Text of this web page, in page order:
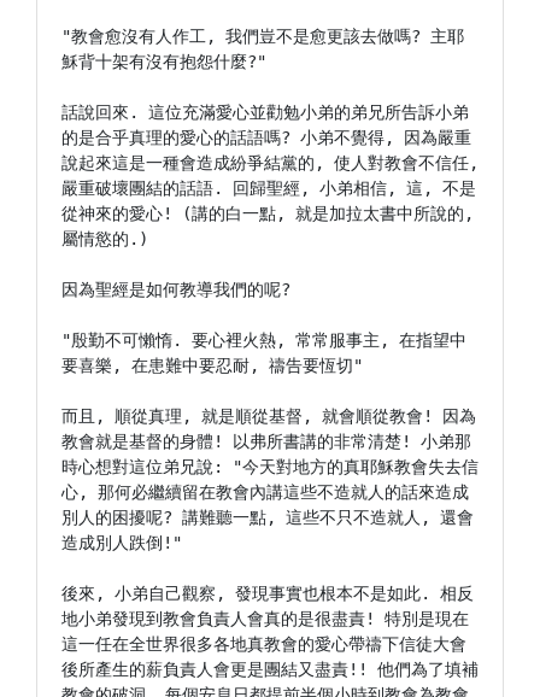
"教會愈沒有人作工, 我們豈不是愈更該去做嗎? 主耶
穌背十架有沒有抱怨什麼?"
話說回來. 這位充滿愛心並勸勉小弟的弟兄所告訴小弟
的是合乎真理的愛心的話語嗎? 小弟不覺得, 因為嚴重
說起來這是一種會造成紛爭結黨的, 使人對教會不信任,
嚴重破壞團結的話語. 回歸聖經, 小弟相信, 這, 不是
從神來的愛心! (講的白一點, 就是加拉太書中所說的,
屬情慾的.)
因為聖經是如何教導我們的呢?
"殷勤不可懶惰. 要心裡火熱, 常常服事主, 在指望中
要喜樂, 在患難中要忍耐, 禱告要恆切"
而且, 順從真理, 就是順從基督, 就會順從教會! 因為
教會就是基督的身體! 以弗所書講的非常清楚! 小弟那
時心想對這位弟兄說: "今天對地方的真耶穌教會失去信
心, 那何必繼續留在教會內講這些不造就人的話來造成
別人的困擾呢? 講難聽一點, 這些不只不造就人, 還會
造成別人跌倒!"
後來, 小弟自己觀察, 發現事實也根本不是如此. 相反
地小弟發現到教會負責人會真的是很盡責! 特別是現在
這一任在全世界很多各地真教會的愛心帶禱下信徒大會
後所產生的薪負責人會更是團結又盡責!! 他們為了填補